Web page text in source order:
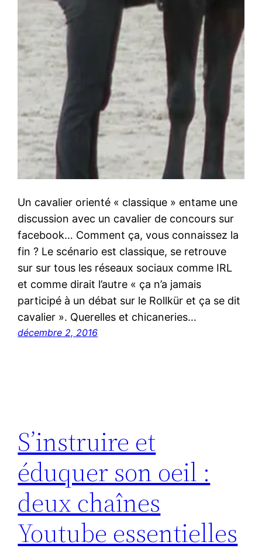
Un cavalier orienté « classique » entame une
discussion avec un cavalier de concours sur
facebook… Comment ça, vous connaissez la
fin ? Le scénario est classique, se retrouve
sur sur tous les réseaux sociaux comme IRL
et comme dirait l’autre « ça n’a jamais
participé à un débat sur le Rollkür et ça se dit
cavalier ». Querelles et chicaneries…
décembre 2, 2016
S’instruire et
éduquer son oeil :
deux chaînes
Youtube essentielles